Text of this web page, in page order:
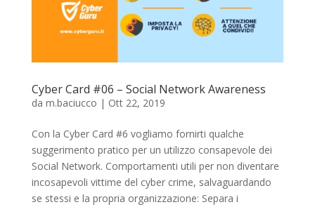
Cyber Card #06 – Social Network Awareness
da m.baciucco | Ott 22, 2019
Con la Cyber Card #6 vogliamo fornirti qualche
suggerimento pratico per un utilizzo consapevole dei
Social Network. Comportamenti utili per non diventare
incosapevoli vittime del cyber crime, salvaguardando
se stessi e la propria organizzazione: Separa i